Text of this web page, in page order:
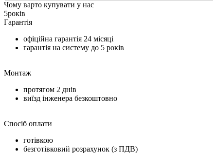
Чому варто купувати у нас
5років
Гарантія
офіційна гарантія 24 місяці
гарантія на систему до 5 років
Монтаж
протягом 2 днів
виїзд інженера безкоштовно
Спосіб оплати
готівкою
безготівковий розрахунок (з ПДВ)